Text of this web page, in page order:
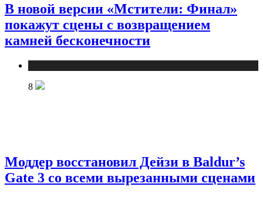
В новой версии «Мстители: Финал»
покажут сцены с возвращением
камней бесконечности
8
Моддер восстановил Дейзи в Baldur’s
Gate 3 со всеми вырезанными сценами